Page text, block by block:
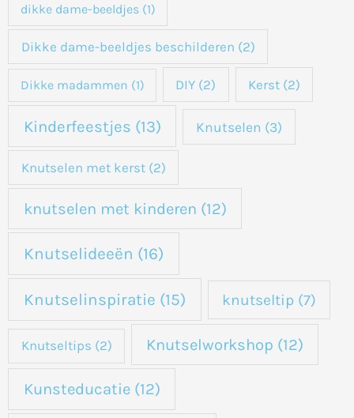
dikke dame-beeldjes(1)
Dikke dame-beeldjes beschilderen (2)
Dikke madammen (1) DIY (2) Kerst(2)
Kinderfeestjes (13) Knutselen (3)
Knutselen met kerst(2)
knutselen met kinderen (12)
Knutselideeën (16)
Knutselinspiratie (15) knutseltip (7)
Knutseltips (2) Knutselworkshop (12)
Kunsteducatie(12)